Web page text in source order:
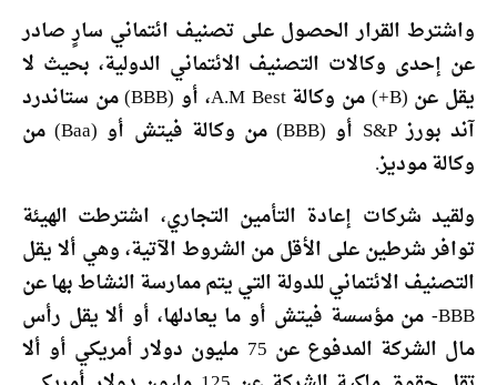
واشترط القرار الحصول على تصنيف ائتماني سارٍ صادر
عن إحدى وكالات التصنيف الائتماني الدولية، بحيث لا
يقل عن (B+) من وكالة A.M Best، أو (BBB) من ستاندرد
آند بورز S&P أو (BBB) من وكالة فيتش أو (Baa) من
وكالة موديز.
ولقيد شركات إعادة التأمين التجاري، اشترطت الهيئة
توافر شرطين على الأقل من الشروط الآتية، وهي ألا يقل
التصنيف الائتماني للدولة التي يتم ممارسة النشاط بها عن
BBB- من مؤسسة فيتش أو ما يعادلها، أو ألا يقل رأس
مال الشركة المدفوع عن 75 مليون دولار أمريكي أو ألا